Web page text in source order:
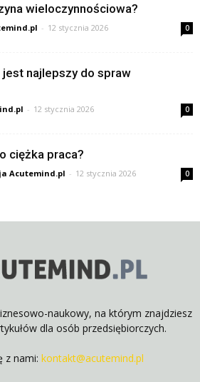
wieloczynnościowa?
- 12 stycznia 2026 0
najlepszy do spraw
- 12 stycznia 2026 0
ciężka praca?
Acutemind.pl - 12 stycznia 2026 0
naukowy, na którym znajdziesz
dla osób przedsiębiorczych.
z nami: kontakt@acutemind.pl